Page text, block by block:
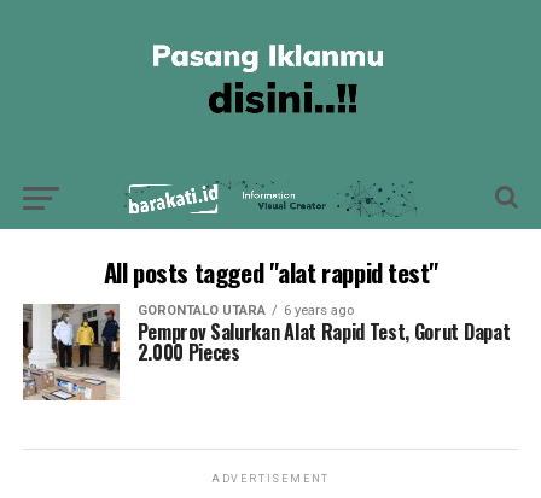
All posts tagged "alat rappid test"
GORONTALO UTARA 6 years ago
Pemprov Salurkan Alat Rapid Test, Gorut Dapat
2.000 Pieces
ADVERTISEMENT